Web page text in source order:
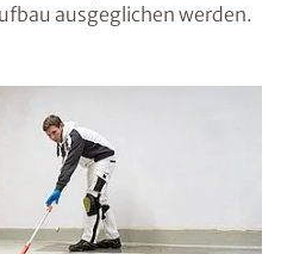
ausgeglichen werden.